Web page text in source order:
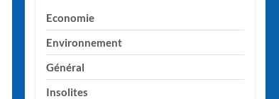
Economie
Environnement
Général
Insolites